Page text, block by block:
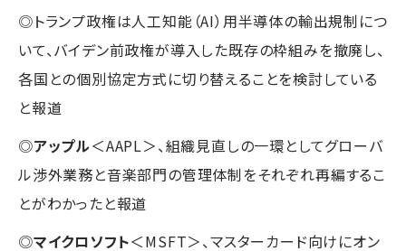
◎トランプ政権は人工知能（AI）用半導体の輸出規制につ
いて、バイデン前政権が導入した既存の枠組みを撤廃し、
各国との個別協定方式に切り替えることを検討している
と報道
◎アップル＜AAPL＞、組織見直しの一環としてグローバ
ル渉外業務と音楽部門の管理体制をそれぞれ再編するこ
とがわかったと報道
◎マイクロソフト＜MSFT＞、マスターカード向けにオン